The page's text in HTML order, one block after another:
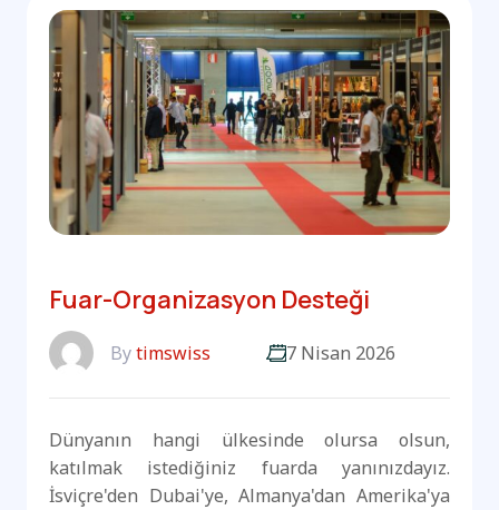
Fuar-Organizasyon Desteği
Bytimswiss 7 Nisan 2026
Dünyanın hangi ülkesinde olursa olsun,
katılmak istediğiniz fuarda yanınızdayız.
İsviçre'den Dubai'ye, Almanya'dan Amerika'ya